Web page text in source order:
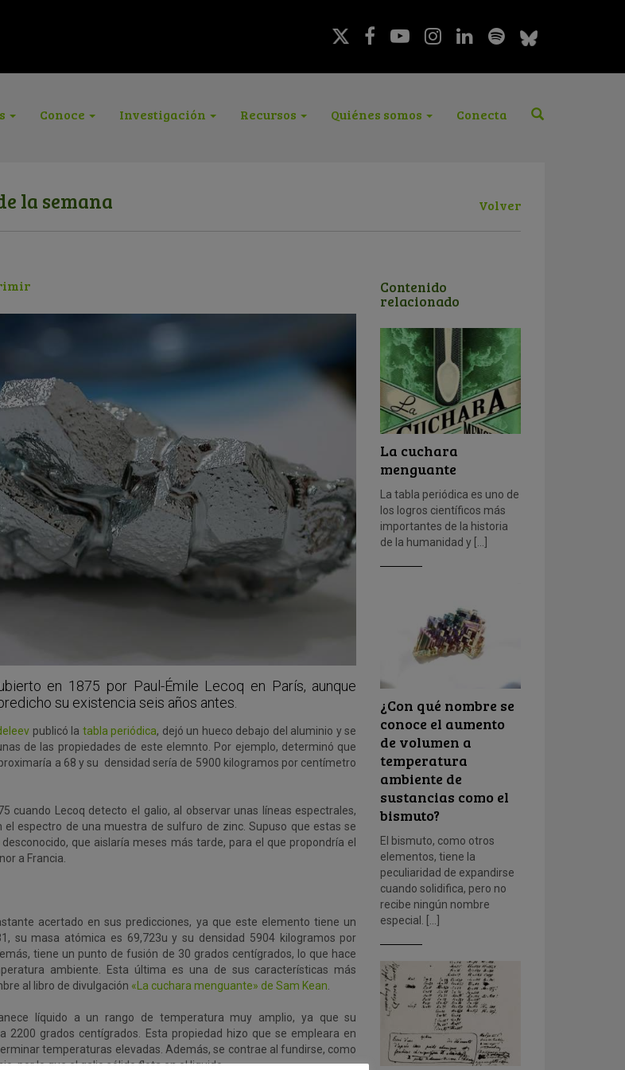
Conoce Investigación Recursos Quiénes somos Conecta
la semana Volver
en 1875 por Paul-Émile Lecoq en París, aunque
su existencia seis años antes.
publicó la tabla periódica, dejó un hueco debajo del aluminio y se
de las propiedades de este elemnto. Por ejemplo, determinó que
a 68 y su densidad sería de 5900 kilogramos por centímetro
cuando Lecoq detecto el galio, al observar unas líneas espectrales,
el espectro de una muestra de sulfuro de zinc. Supuso que estas se
desconocido, que aislaría meses más tarde, para el que propondría el
a Francia.
acertado en sus predicciones, ya que este elemento tiene un
su masa atómica es 69,723u y su densidad 5904 kilogramos por
tiene un punto de fusión de 30 grados centígrados, lo que hace
ambiente. Esta última es una de sus características más
al libro de divulgación «La cuchara menguante» de Sam Kean.
líquido a un rango de temperatura muy amplio, ya que su
2200 grados centígrados. Esta propiedad hizo que se empleara en
temperaturas elevadas. Además, se contrae al fundirse, como
por lo que el galio sólido flota en el liquido.
Contenido
relacionado
La cuchara
menguante
La tabla periódica es uno de
los logros científicos más
importantes de la historia
de la humanidad y […]
¿Con qué nombre se
conoce el aumento
de volumen a
temperatura
ambiente de
sustancias como el
bismuto?
El bismuto, como otros
elementos, tiene la
peculiaridad de expandirse
cuando solidifica, pero no
recibe ningún nombre
especial. […]